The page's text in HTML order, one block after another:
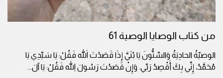
من كتاب الوصايا الوصية 61
الوصيّةُ الحادِيَةُ وَالسِّتُّونَ يَا بُنَيَّ إِذَا قَصَدْتَ اللهَ فَقُلْ: يَا سَيِّدِي يَا
مُحَمَّدُ، إِنِّي بِكَ أَقْصِدُ رَبِّي. وَإِنْ قَصَدْتَ رَسُولَ اللهِ فَقُلْ: يَا آلَ...